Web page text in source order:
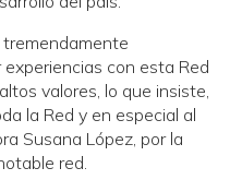
con esta Red
valores, lo que insiste,
la Red y en especial al
Susana López, por la
red.